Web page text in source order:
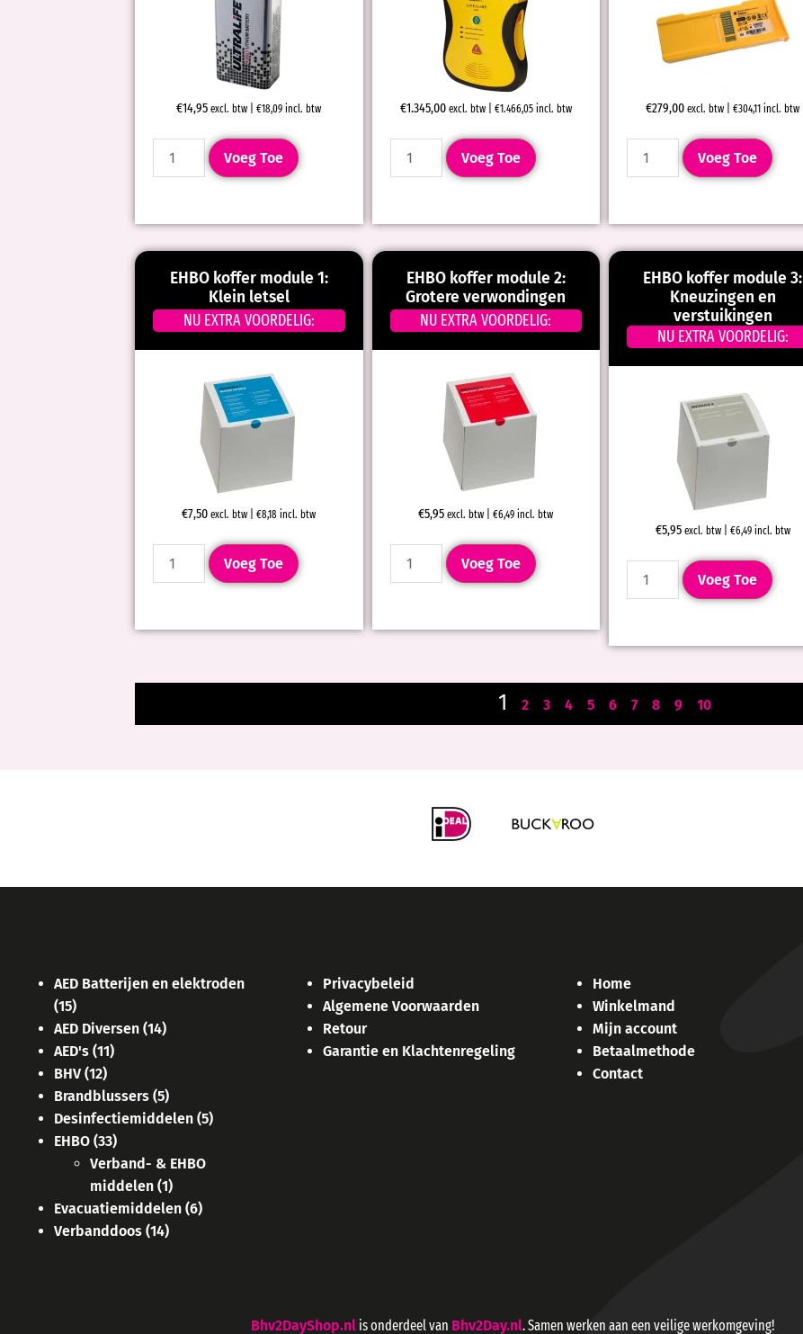
€14,95 excl. btw |€18,09 incl. btw
Voeg Toe
€1.345,00 excl. btw | €1.466,05incl. btw
Voeg Toe
€279,00 excl. btw |€304,11 incl. btw
Voeg Toe
EHBO koffer module 1:
Klein letsel
NU EXTRA VOORDELIG:
€7,50 excl. btw |€8,18 incl. btw
Voeg Toe
EHBO koffer module 2:
Grotere verwondingen
NU EXTRA VOORDELIG:
€5,95 excl. btw |€6,49 incl. btw
Voeg Toe
EHBO koffer module 3:
Kneuzingen en
verstuikingen
NU EXTRA VOORDELIG:
€5,95 excl. btw | €6,49incl. btw
Voeg Toe
1 2 3 4 5 6 7 8 9 10
AED Batterijen en elektroden
(15)
AED Diversen (14)
AED's (11)
BHV (12)
Brandblussers (5)
Desinfectiemiddelen (5)
EHBO (33)
Verband- & EHBO
middelen (1)
Evacuatiemiddelen (6)
Verbanddoos (14)
Privacybeleid
Algemene Voorwaarden
Retour
Garantie en Klachtenregeling
Home
Winkelmand
Mijn account
Betaalmethode
Contact
Bhv2DayShop.nlis onderdeel van Bhv2Day.nl. Samen werken aan een veilige werkomgeving!